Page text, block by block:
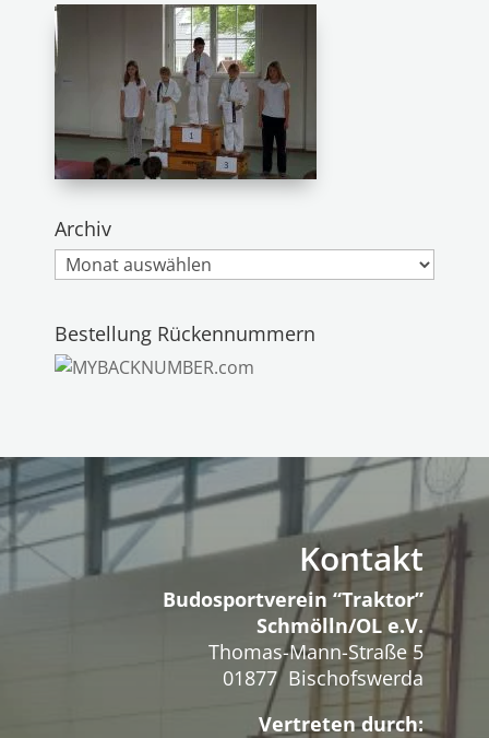
Archiv
Archiv
Bestellung Rückennummern
Kontakt
Budosportverein “Traktor”
Schmölln/OL e.V.
Thomas-Mann-Straße 5
01877 Bischofswerda
Vertreten durch: